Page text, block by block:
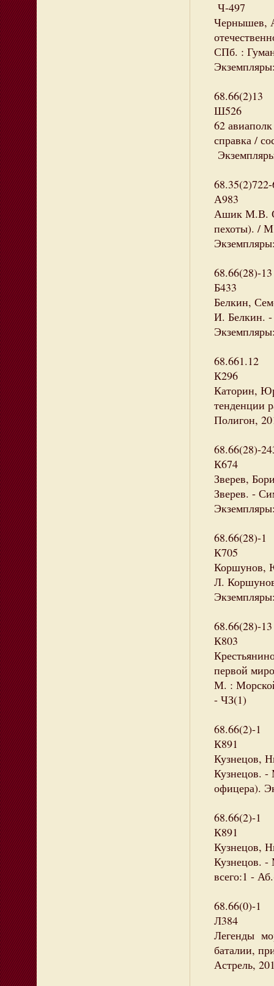
Ч-497
Чернышев,
СПб. :
68.66(2)13
Ш526
62
справка /
А983
Ашик М.В.
пехоты). /
68.66(28)-13
Б433
Белкин,
И. Белкин. -
68.661.12
К296
Каторин,
тенденции
Полигон,
68.66(28)-
К674
Зверев,
Зверев. -
68.66(28)-1
К705
Коршунов,
Л.
68.66(28)-13
К803
первой
М. :
- ЧЗ(1)
68.66(2)-1
К891
Кузнецов,
Кузнецов.
офицера).
68.66(2)-1
К891
Кузнецов,
Кузнецов.
всего:1 -
68.66(0)-1
Л384
Легенды
баталии,
Астрель,